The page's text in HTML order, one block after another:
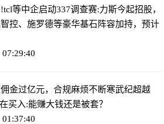
等中企启动337调查赛:力斯今起招股，
控、施罗德等豪华基石阵容加持，预计
07:29:40
金过亿元，合规麻烦不断寒武纪超越
买入:能赚大钱还是被套？
01:37:40